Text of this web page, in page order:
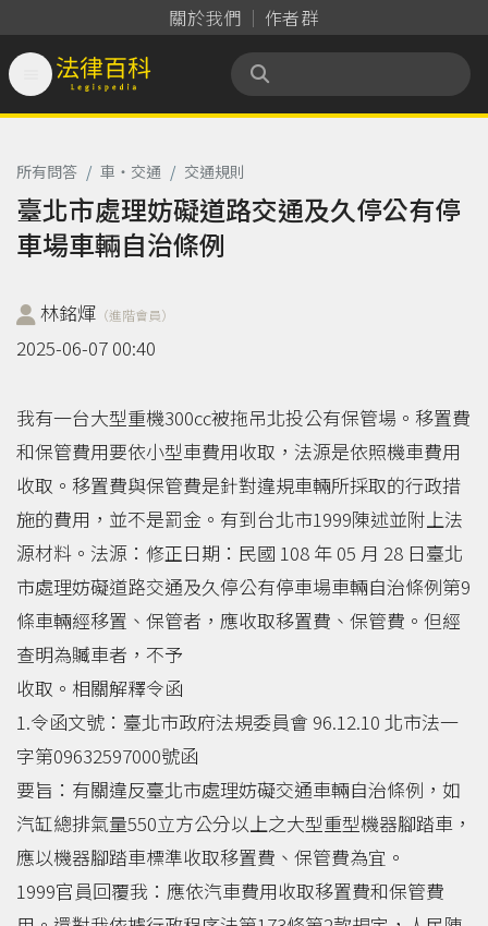
關於我們 作者群
法律百科 Legispedia
所有問答 / 車‧交通 / 交通規則
臺北市處理妨礙道路交通及久停公有停
車場車輛自治條例
林銘煇 （進階會員）
2025-06-07 00:40
我有一台大型重機300cc被拖吊北投公有保管場。移置費
和保管費用要依小型車費用收取，法源是依照機車費用
收取。移置費與保管費是針對違規車輛所採取的行政措
施的費用，並不是罰金。有到台北市1999陳述並附上法
源材料。法源：修正日期：民國 108 年 05 月 28 日臺北
市處理妨礙道路交通及久停公有停車場車輛自治條例第9
條車輛經移置、保管者，應收取移置費、保管費。但經
查明為贓車者，不予
收取。相關解釋令函
1.令函文號：臺北市政府法規委員會 96.12.10 北市法一
字第09632597000號函
要旨：有關違反臺北市處理妨礙交通車輛自治條例，如
汽缸總排氣量550立方公分以上之大型重型機器腳踏車，
應以機器腳踏車標準收取移置費、保管費為宜。
1999官員回覆我：應依汽車費用收取移置費和保管費